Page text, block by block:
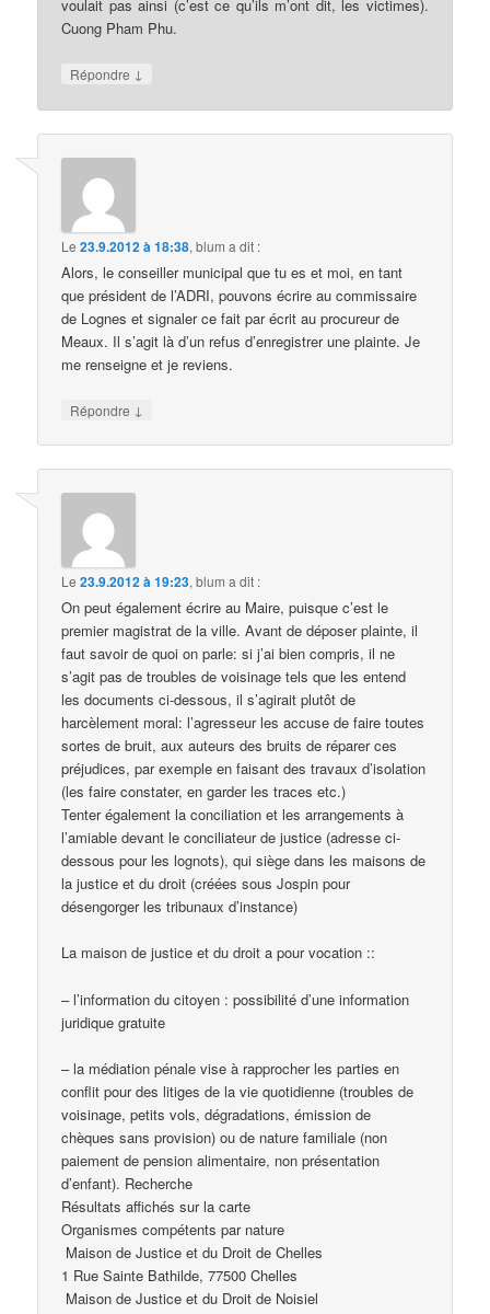
voulait pas ainsi (c’est ce qu’ils m’ont dit, les victimes).
Cuong Pham Phu.
Répondre ↓
Le23.9.2012 à 18:38,blum a dit :
Alors, le conseiller municipal que tu es et moi, en tant
que président de l’ADRI, pouvons écrire au commissaire
de Lognes et signaler ce fait par écrit au procureur de
Meaux. Il s’agit là d’un refus d’enregistrer une plainte. Je
me renseigne et je reviens.
Répondre ↓
Le23.9.2012 à 19:23,blum a dit :
On peut également écrire au Maire, puisque c’est le
premier magistrat de la ville. Avant de déposer plainte, il
faut savoir de quoi on parle: si j’ai bien compris, il ne
s’agit pas de troubles de voisinage tels que les entend
les documents ci-dessous, il s’agirait plutôt de
harcèlement moral: l’agresseur les accuse de faire toutes
sortes de bruit, aux auteurs des bruits de réparer ces
préjudices, par exemple en faisant des travaux d’isolation
(les faire constater, en garder les traces etc.)
Tenter également la conciliation et les arrangements à
l’amiable devant le conciliateur de justice (adresse ci-
dessous pour les lognots), qui siège dans les maisons de
la justice et du droit (créées sous Jospin pour
désengorger les tribunaux d’instance)
La maison de justice et du droit a pour vocation ::
– l’information du citoyen : possibilité d’une information
juridique gratuite
– la médiation pénale vise à rapprocher les parties en
conflit pour des litiges de la vie quotidienne (troubles de
voisinage, petits vols, dégradations, émission de
chèques sans provision) ou de nature familiale (non
paiement de pension alimentaire, non présentation
d’enfant). Recherche
Résultats affichés sur la carte
Organismes compétents par nature
 Maison de Justice et du Droit de Chelles
1 Rue Sainte Bathilde, 77500 Chelles
 Maison de Justice et du Droit de Noisiel